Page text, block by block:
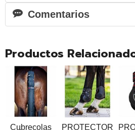
Comentarios
Productos
Cubrecolas
PROTECTORES